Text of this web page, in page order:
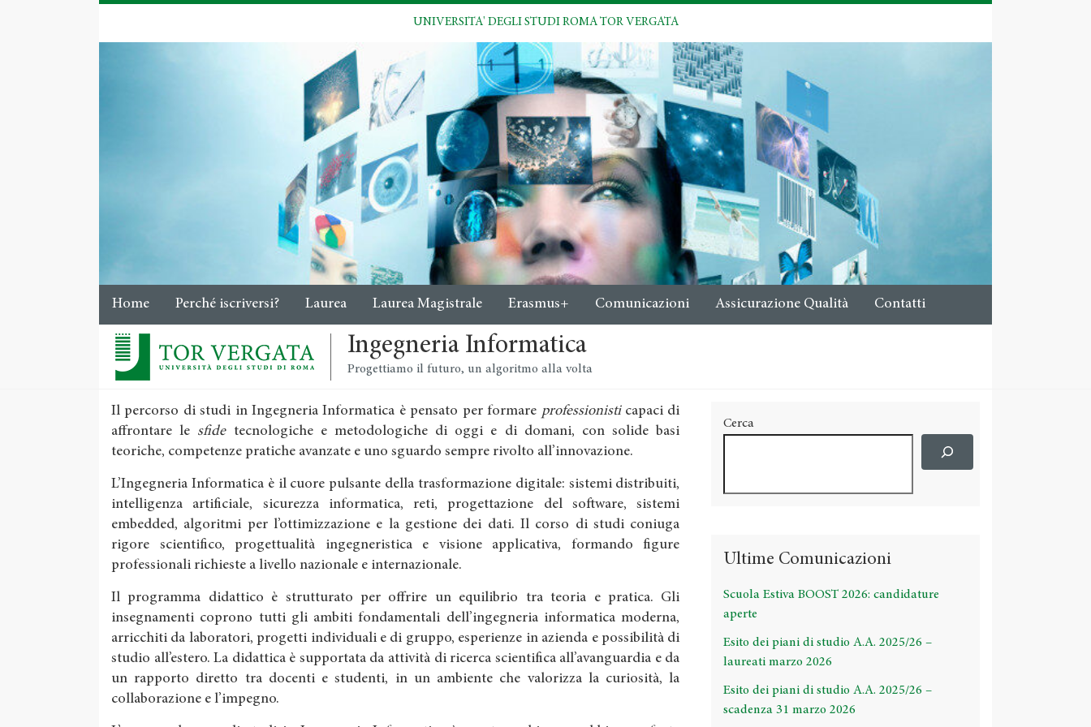
UNIVERSITA' DEGLI STUDI ROMA TOR VERGATA
Home Perché iscriversi? Laurea Laurea Magistrale Erasmus+ Comunicazioni Assicurazione Qualità Contatti
Ingegneria Informatica
Progettiamo il futuro, un algoritmo alla volta
Il percorso di studi in Ingegneria Informatica è pensato per formare professionisticapaci di
affrontare le sfidetecnologiche e metodologiche di oggi e di domani, con solide basi
teoriche, competenze pratiche avanzate e uno sguardo sempre rivolto all’innovazione.
L’Ingegneria Informatica è il cuore pulsante della trasformazione digitale: sistemi distribuiti,
intelligenza artificiale, sicurezza informatica, reti, progettazione del software, sistemi
embedded, algoritmi per l’ottimizzazione e la gestione dei dati. Il corso di studi coniuga
rigore scientifico, progettualità ingegneristica e visione applicativa, formando figure
professionali richieste a livello nazionale e internazionale.
Il programma didattico è strutturato per offrire un equilibrio tra teoria e pratica. Gli
insegnamenti coprono tutti gli ambiti fondamentali dell’ingegneria informatica moderna,
arricchiti da laboratori, progetti individuali e di gruppo, esperienze in azienda e possibilità di
studio all’estero. La didattica è supportata da attività di ricerca scientifica all’avanguardia e da
un rapporto diretto tra docenti e studenti, in un ambiente che valorizza la curiosità, la
collaborazione e l’impegno.
Cerca
Ultime Comunicazioni
Scuola Estiva BOOST 2026: candidature
aperte
Esito dei piani di studio A.A. 2025/26 –
laureati marzo 2026
Esito dei piani di studio A.A. 2025/26 –
scadenza 31 marzo 2026